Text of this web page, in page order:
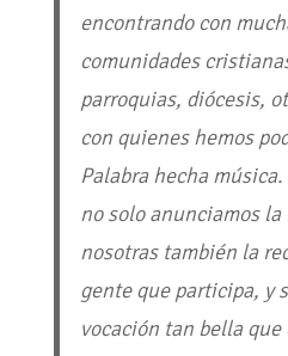
encontrando con
comunidades
parroquias, diócesis,
con quienes hemos
Palabra hecha
no solo anunciamos
nosotras también la
gente que participa, y
vocación tan bella que